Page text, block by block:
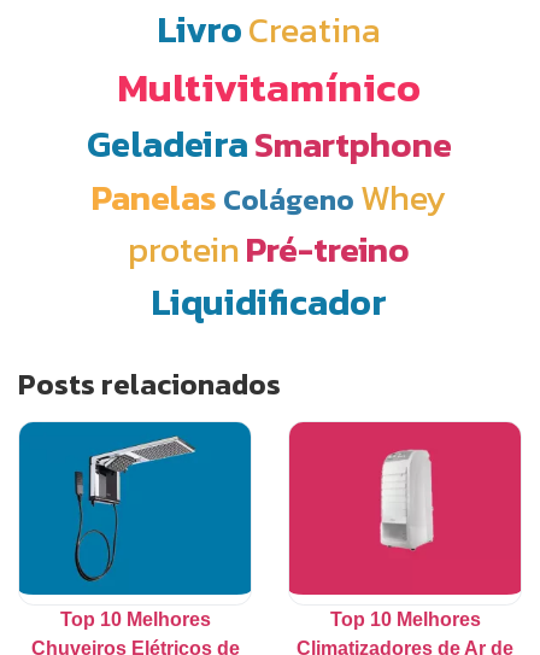
LivroCreatina
Multivitamínico
GeladeiraSmartphone
Panelas Colágeno Whey
proteinPré-treino
Liquidificador
Posts relacionados
Top 10 Melhores
Chuveiros Elétricos de
Top 10 Melhores
Climatizadores de Ar de